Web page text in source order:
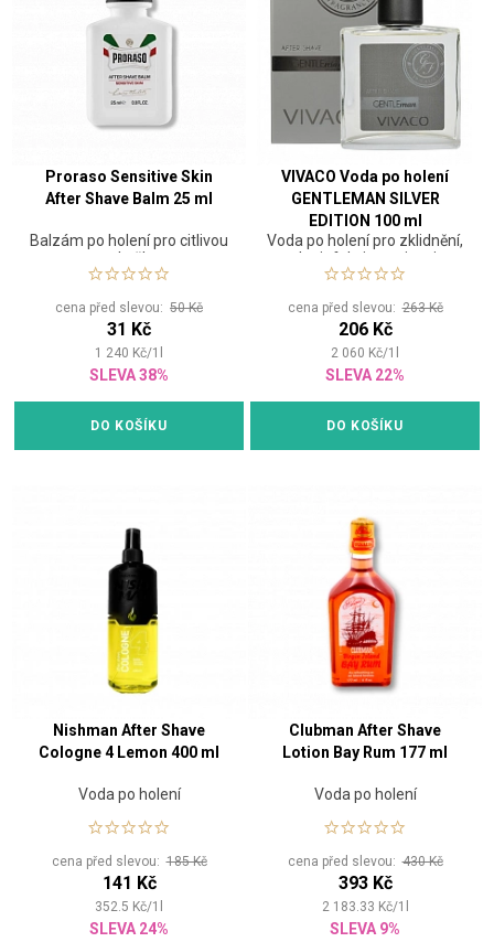
Proraso Sensitive Skin
After Shave Balm 25 ml
Balzám po holení pro citlivou
pokožku
cena před slevou: 50 Kč
31 Kč
1 240 Kč/1
SLEVA 38%
DO KOŠÍKU
VIVACO Voda po holení
GENTLEMAN SILVER
EDITION 100 ml
Voda po holení pro zklidnění,
dezinfekci a tonizaci
pokožky. Vhodná pro použití
cena před slevou:263 Kč
206 Kč
2 060 Kč/1
SLEVA 22%
DO KOŠÍKU
Nishman After Shave
Cologne 4 Lemon 400 ml
Voda po holení
cena před slevou:185 Kč
141 Kč
352.5 Kč/1
SLEVA 24%
Clubman After Shave
Lotion Bay Rum 177 ml
Voda po holení
cena před slevou:430 Kč
393 Kč
2 183.33 Kč/1
SLEVA 9%